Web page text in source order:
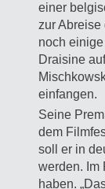
einer
zur
noch
Draisine
einfangen.
Seine
dem
soll er in
werden. Im
haben.